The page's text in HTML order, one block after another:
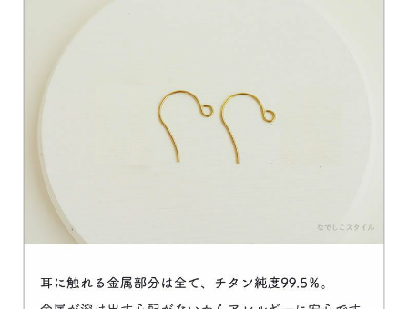
ピアスホールアドバイザー
安心サポート